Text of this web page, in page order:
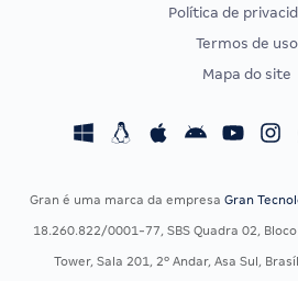
CONCURSOS POR PROFISSÃO
Concursos Fiscais
Concursos Saúde
Política de
Termos de uso
Mapa do site
Gran é uma marca da empresa Gran
18.260.822/0001-77, SBS Quadra 02,
Tower, Sala 201, 2º Andar, Asa Sul,